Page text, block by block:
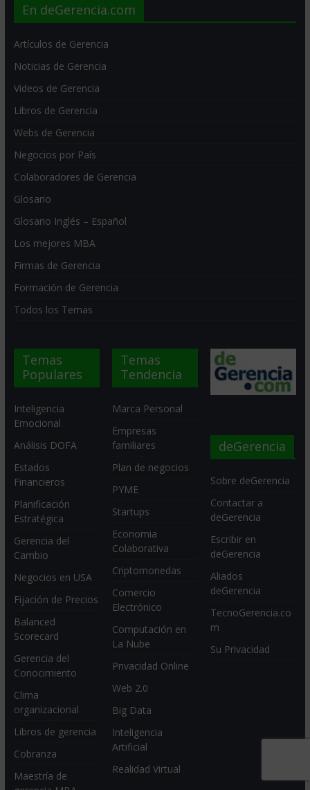
En deGerencia.com
Artículos de Gerencia
Noticias de Gerencia
Videos de Gerencia
Libros de Gerencia
Webs de Gerencia
Negocios por País
Colaboradores de Gerencia
Glosario
Glosario Inglés – Español
Los mejores MBA
Firmas de Gerencia
Formación de Gerencia
Todos los Temas
Temas
Populares
Inteligencia
Emocional
Análisis DOFA
Estados
Financieros
Planificación
Estratégica
Gerencia del
Cambio
Negocios en USA
Fijación de Precios
Balanced
Scorecard
Gerencia del
Conocimiento
Clima
organizacional
Libros de gerencia
Cobranza
Maestría de
Temas
Tendencia
Marca Personal
Empresas
familiares
Plan de negocios
PYME
Startups
Economia
Colaborativa
Criptomonedas
Comercio
Electrónico
Computación en
La Nube
Privacidad Online
Web 2.0
Big Data
Inteligencia
Artificial
Realidad Virtual
deGerencia
Sobre deGerencia
Contactar a
deGerencia
Escribir en
deGerencia
Aliados
deGerencia
TecnoGerencia.co
m
Su Privacidad